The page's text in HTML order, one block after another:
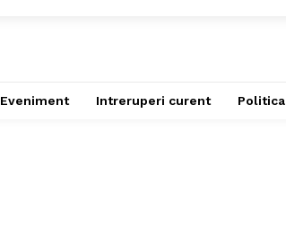
Eveniment Intreruperi curent Politica